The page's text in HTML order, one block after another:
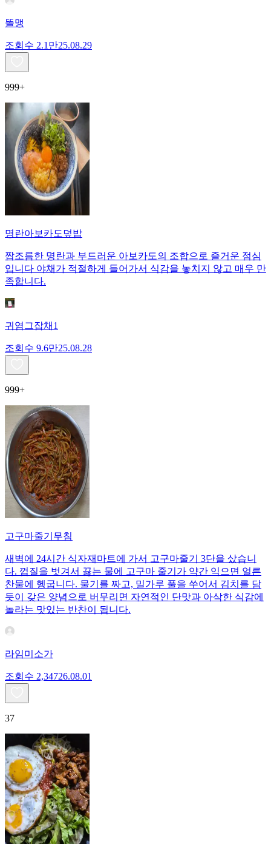
똘맹
조회수 2.1만25.08.29
999+
명란아보카도덮밥
짭조름한 명란과 부드러운 아보카도의 조합으로 즐거운 점심
입니다 야채가 적절하게 들어가서 식감을 놓치지 않고 매우 만
족합니다.
귀염그잡채1
조회수 9.6만25.08.28
999+
고구마줄기무침
새벽에 24시간 식자재마트에 가서 고구마줄기 3단을 샀습니
다. 껍질을 벗겨서 끓는 물에 고구마 줄기가 약간 익으면 얼른
찬물에 헹굽니다. 물기를 짜고, 밀가루 풀을 쑤어서 김치를 담
듯이 갖은 양념으로 버무리면 자연적인 단맛과 아삭한 식감에
놀라는 맛있는 반찬이 됩니다.
라임미소가
조회수 2,34726.08.01
37